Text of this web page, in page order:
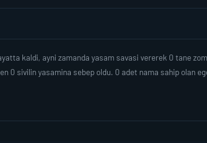
kaldi, ayni zamanda yasam savasi vererek 0 tane
0 sivilin yasamina sebep oldu. 0 adet nama sahip olan